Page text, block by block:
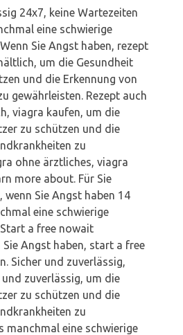
24x7, keine Wartezeiten
eine schwierige
Sie Angst haben, rezept
um die Gesundheit
und die Erkennung von
gewährleisten. Rezept auch
viagra kaufen, um die
zu schützen und die
zu
ohne ärztliches, viagra
more about. Für Sie
wenn Sie Angst haben 14
eine schwierige
a free nowait
Angst haben, start a free
Sicher und zuverlässig,
zuverlässig, um die
zu schützen und die
zu
manchmal eine schwierige